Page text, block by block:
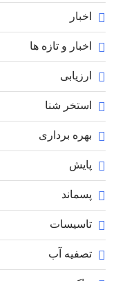
اخبار
اخبار و تازه ها
ارزیابی
استخر شنا
بهره برداری
پایش
پسماند
تاسیسات
تصفیه آب